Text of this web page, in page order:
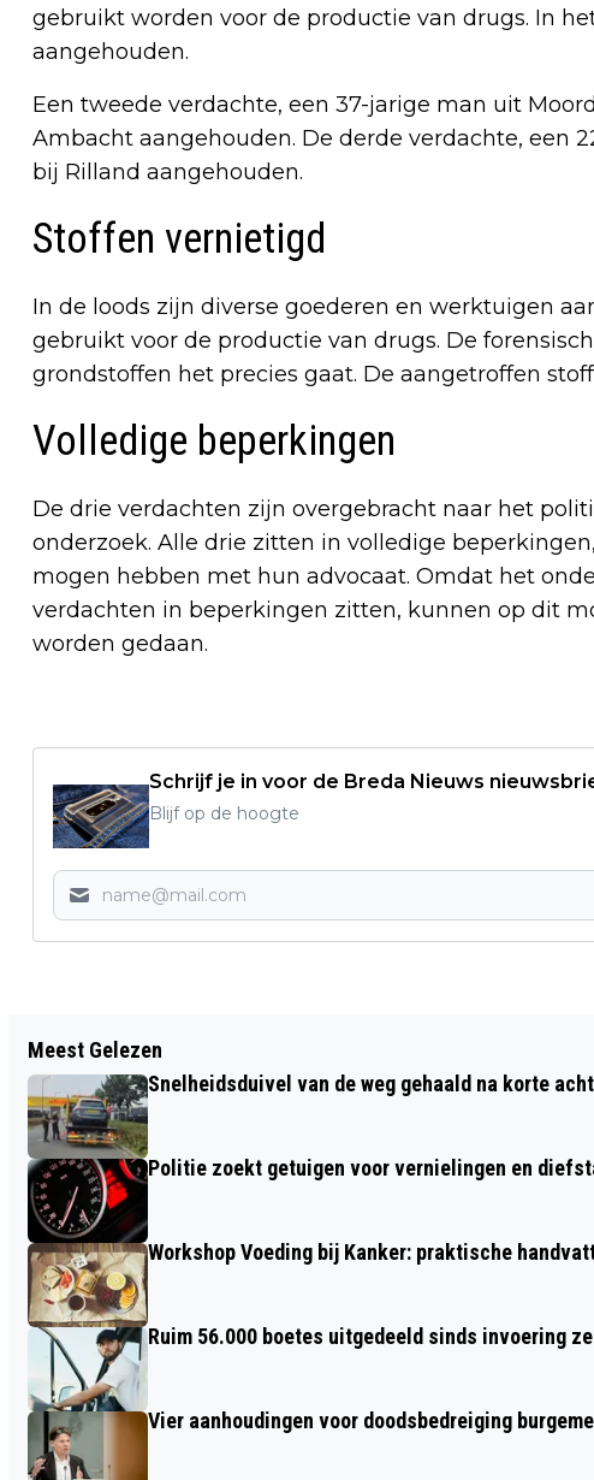
gebruikt worden voor de productie van drugs. In
aangehouden.
Een tweede verdachte, een 37-jarige man uit
Ambacht aangehouden. De derde verdachte, een
bij Rilland aangehouden.
Stoffen vernietigd
In de loods zijn diverse goederen en werktuigen
gebruikt voor de productie van drugs. De
grondstoffen het precies gaat. De aangetroffen
Volledige beperkingen
De drie verdachten zijn overgebracht naar het
onderzoek. Alle drie zitten in volledige
mogen hebben met hun advocaat. Omdat het
verdachten in beperkingen zitten, kunnen op dit
worden gedaan.
Schrijf je in voor de Breda Nieuws
Blijf op de hoogte
THEATER, CULTUURPODIUM EN
HANDWERKEN IN HET GELE HUIS
PRINCENHAGE
Meest Gelezen
Snelheidsduivel van de weg gehaald na korte
Politie zoekt getuigen voor vernielingen en
Workshop Voeding bij Kanker: praktische
Ruim 56.000 boetes uitgedeeld sinds invoering
Vier aanhoudingen voor doodsbedreiging